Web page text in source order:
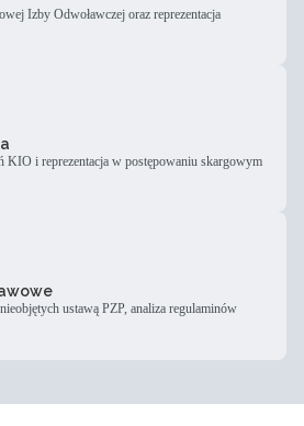
Izby Odwoławczej oraz reprezentacja
KIO i reprezentacja w postępowaniu skargowym
ustawą PZP, analiza regulaminów